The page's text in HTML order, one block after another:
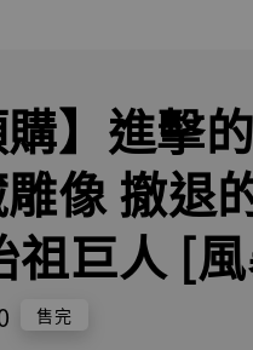
購】進擊
像 撤退
祖巨人 [
售完